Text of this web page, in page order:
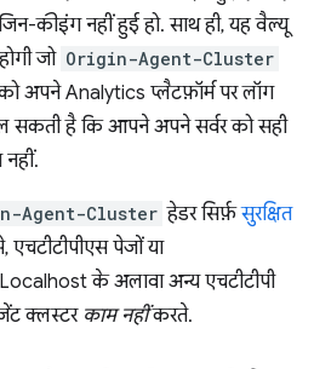
कीइंग नहीं हुई हो. साथ ही, यह वैल्यू
जो Origin-Agent-Cluster
अपने Analytics प्लैटफ़ॉर्म पर लॉग
सकती है कि आपने अपने सर्वर को सही
Agent-Cluster हेडर सिर्फ़सुरक्षित
पेजों या
के अलावा अन्य एचटीटीपी
क्लस्टर काम नहींकरते.